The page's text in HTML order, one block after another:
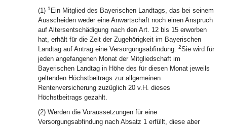
(1) 1 Ein Mitglied des Bayerischen Landtags, das bei seinem
Ausscheiden weder eine Anwartschaft noch einen Anspruch
auf Altersentschädigung nach den Art. 12 bis 15 erworben
hat, erhält für die Zeit der Zugehörigkeit im Bayerischen
Landtag auf Antrag eine Versorgungsabfindung. 2Sie wird für
jeden angefangenen Monat der Mitgliedschaft im
Bayerischen Landtag in Höhe des für diesen Monat jeweils
geltenden Höchstbeitrags zur allgemeinen
Rentenversicherung zuzüglich 20 v.H. dieses
Höchstbeitrags gezahlt.
(2) Werden die Voraussetzungen für eine
Versorgungsabfindung nach Absatz 1 erfüllt, diese aber